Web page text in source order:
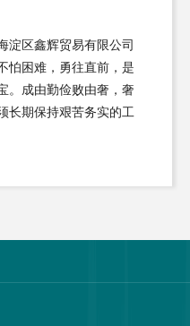
淀区鑫辉贸易有限公司
怕困难，勇往直前，是
。成由勤俭败由奢，奢
长期保持艰苦务实的工